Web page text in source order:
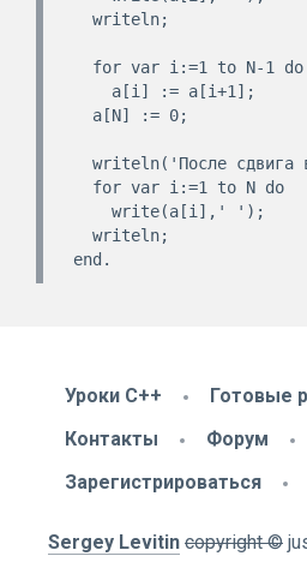
end.
Уроки C++
Готовые
Контакты
Форум
Зарегистрироваться
Sergey Levitin copyright ©